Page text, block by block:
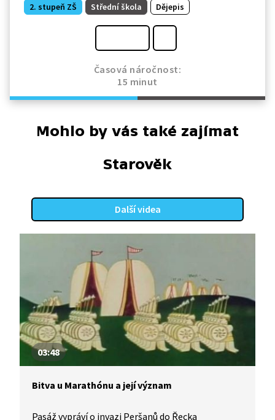
2. stupeň ZŠ Střední škola Dějepis
Časová náročnost:
15 minut
Mohlo by vás také zajímat
Starověk
Další videa
03:48
Bitva u Marathónu a její význam
Pasáž vypráví o invazi Peršanů do Řecka